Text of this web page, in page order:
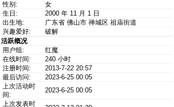
性别:
女
生日:
2000 年 11 月 1 日
出生地:
广东省 佛山市 禅城区 祖庙街道
兴趣爱好:
破解
活跃概况
用户组:
红魔
在线时间:
240 小时
注册时间:
2013-7-22 20:57
最后访问:
2023-6-25 00:05
上次活动时
间:
2023-6-25 00:05
上次发表时